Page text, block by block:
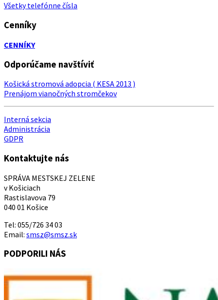
Všetky telefónne čísla
Cenníky
CENNÍKY
Odporúčame navštíviť
Košická stromová adopcia ( KESA 2013 )
Prenájom vianočných stromčekov
Interná sekcia
Administrácia
GDPR
Kontaktujte nás
SPRÁVA MESTSKEJ ZELENE
v Košiciach
Rastislavova 79
040 01 Košice
Tel: 055/726 34 03
Email: smsz@smsz.sk
PODPORILI NÁS